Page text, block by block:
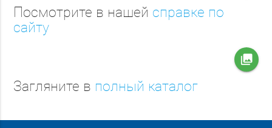
Посмотрите в нашей справке по
сайту
collections
Загляните в полный каталог